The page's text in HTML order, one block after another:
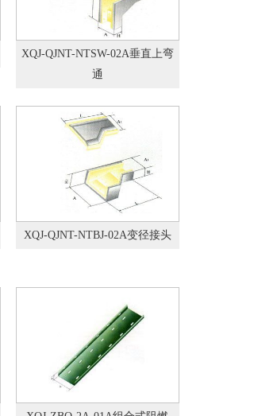
XQJ-QJNT-NTSW-02A垂直上弯
通
XQJ-QJNT-NTBJ-02A变径接头